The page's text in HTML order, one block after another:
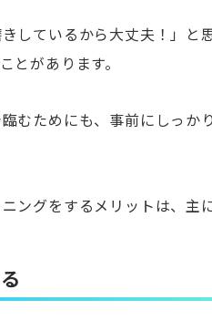
しているから大丈夫！」と
とがあります。
むためにも、事前にしっか
ングをするメリットは、主